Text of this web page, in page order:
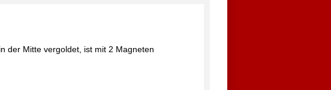
der Mitte vergoldet, ist mit 2 Magneten